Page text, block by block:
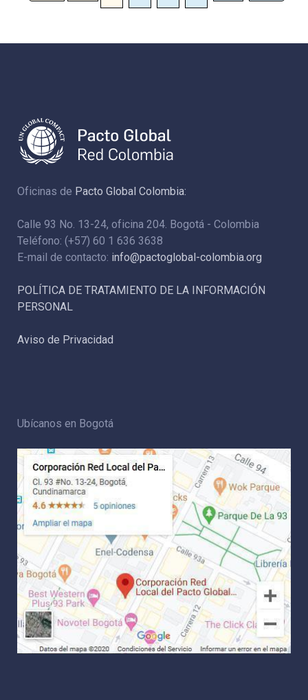
Oficinas de Pacto Global Colombia:
Calle 93 No. 13-24, oficina 204. Bogotá - Colombia
Teléfono: (+57) 60 1 636 3638
E-mail de contacto: info@pactoglobal-colombia.org
POLÍTICA DE TRATAMIENTO DE LA INFORMACIÓN
PERSONAL
Aviso de Privacidad
Ubícanos en Bogotá